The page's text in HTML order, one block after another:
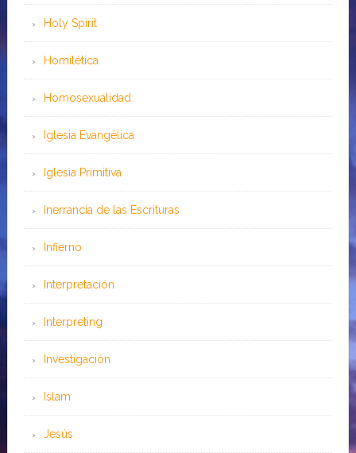
Holy Spirit
Homilética
Homosexualidad
Iglesia Evangélica
Iglesia Primitiva
Inerrancia de las Escrituras
Infierno
Interpretación
Interpreting
Investigación
Islam
Jesús